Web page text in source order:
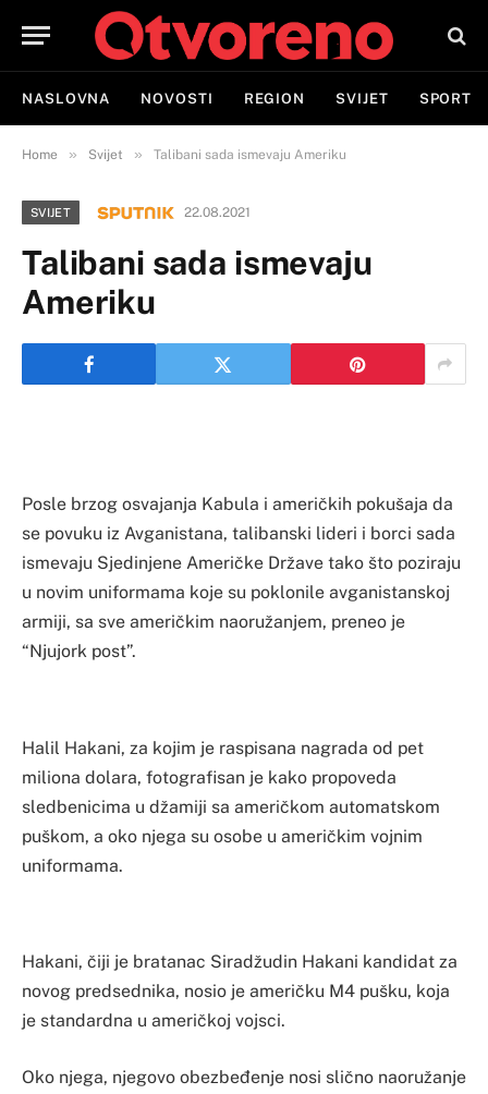
NASLOVNA NOVOSTI REGION SVIJET SPORT
Home » Svijet » Talibani sada ismevaju Ameriku
SVIJET 22.08.2021
Talibani sada ismevaju
Ameriku
Posle brzog osvajanja Kabula i američkih pokušaja da
se povuku iz Avganistana, talibanski lideri i borci sada
ismevaju Sjedinjene Američke Države tako što poziraju
u novim uniformama koje su poklonile avganistanskoj
armiji, sa sve američkim naoružanjem, preneo je
“Njujork post”.
Halil Hakani, za kojim je raspisana nagrada od pet
miliona dolara, fotografisan je kako propoveda
sledbenicima u džamiji sa američkom automatskom
puškom, a oko njega su osobe u američkim vojnim
uniformama.
Hakani, čiji je bratanac Siradžudin Hakani kandidat za
novog predsednika, nosio je američku M4 pušku, koja
je standardna u američkoj vojsci.
Oko njega, njegovo obezbeđenje nosi slično naoružanje